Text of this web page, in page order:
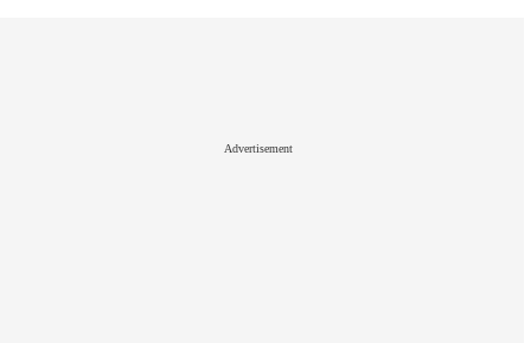
Advertisement